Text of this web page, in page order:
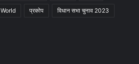
World प्रकोप विधान सभा चुनाव 2023